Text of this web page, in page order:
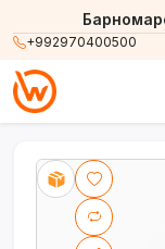
+992970400500